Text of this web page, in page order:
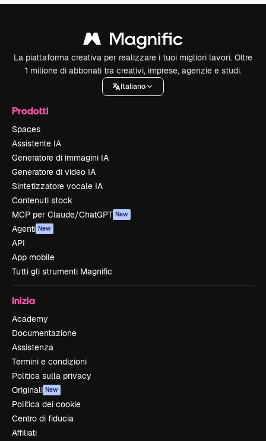
La piattaforma creativa per realizzare i tuoi migliori lavori. Oltre
1 milione di abbonati tra creativi, imprese, agenzie e studi.
Italiano
Prodotti
Spaces
Assistente IA
Generatore di immagini IA
Generatore di video IA
Sintetizzatore vocale IA
Contenuti stock
MCP per Claude/ChatGPT New
Agenti New
API
App mobile
Tutti gli strumenti Magnific
Inizia
Academy
Documentazione
Assistenza
Termini e condizioni
Politica sulla privacy
Originali New
Politica dei cookie
Centro di fiducia
Affiliati